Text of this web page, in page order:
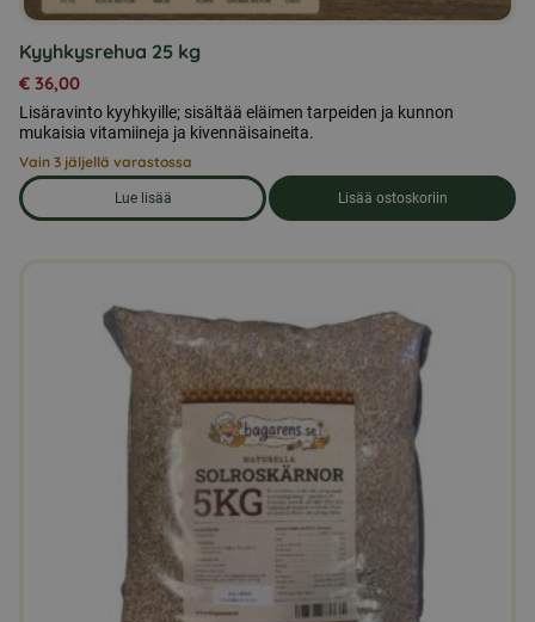
Kyyhkysrehua 25 kg
€ 36,00
Lisäravinto kyyhkyille; sisältää eläimen tarpeiden ja kunnon
mukaisia vitamiineja ja kivennäisaineita.
Vain 3 jäljellä varastossa
Lue lisää
om produkten Kyyhkysrehua 25 kg
Lisää ostoskoriin